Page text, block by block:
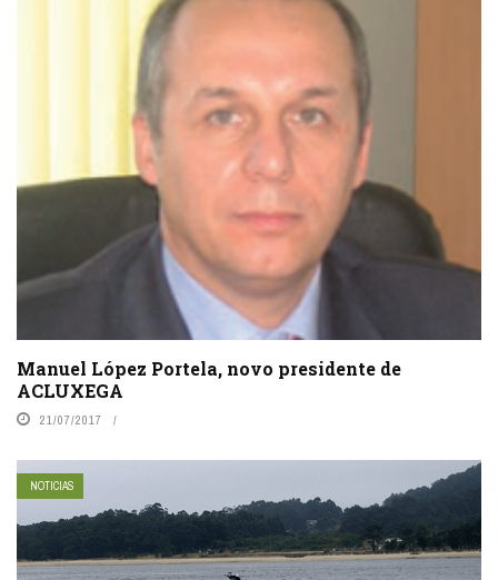
Manuel López Portela, novo presidente de
ACLUXEGA
21/07/2017
NOTICIAS